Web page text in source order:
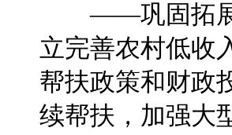
——巩固拓展
立完善农村低收
帮扶政策和财政
续帮扶，加强大